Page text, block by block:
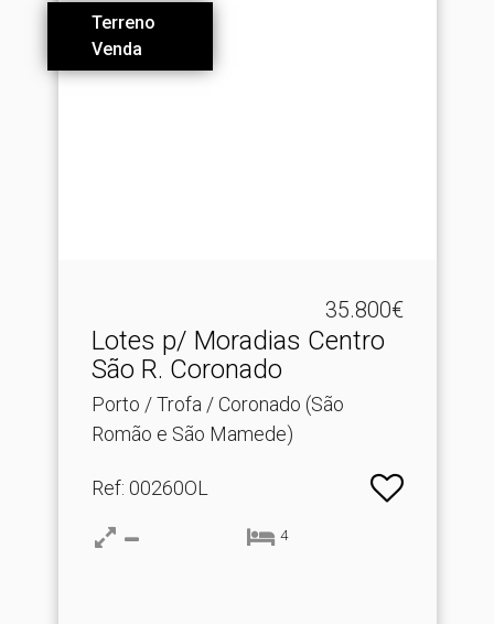
Terreno
Venda
35.800€
Lotes p/ Moradias Centro
São R.​ Coronado
Porto / Trofa / Coronado (São
Romão e São Mamede)
Ref: 00260OL
4